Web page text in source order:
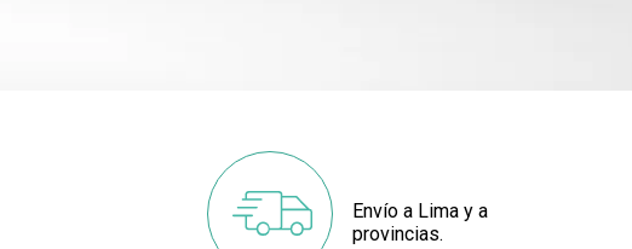
Envío a Lima y a
provincias.